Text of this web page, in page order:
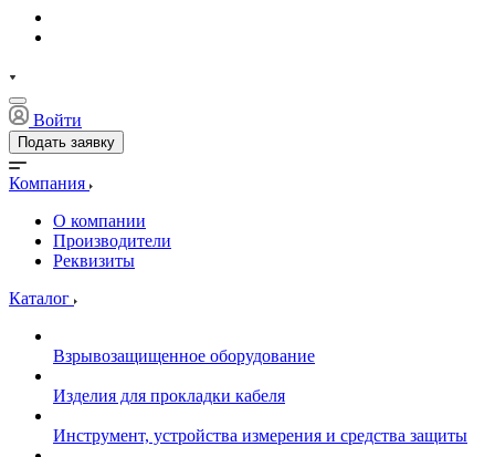
Войти
Подать заявку
Компания
О компании
Производители
Реквизиты
Каталог
Взрывозащищенное оборудование
Изделия для прокладки кабеля
Инструмент, устройства измерения и средства защиты